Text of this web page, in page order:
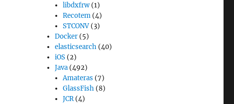
libdxfrw (1)
Recotem (4)
STCONV (3)
Docker (5)
elasticsearch (40)
iOS (2)
Java (492)
Amateras (7)
GlassFish (8)
JCR(4)